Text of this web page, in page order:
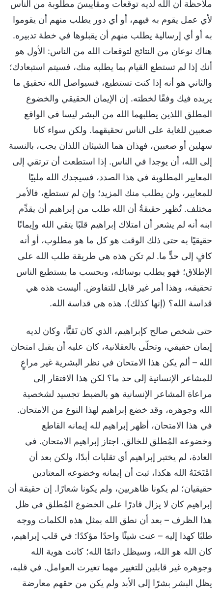
ملاحظة أن الله لديه توقعات ومقاييسَ مطلوبة من الناس
لأي عمل يقوم به فيهم، أو أي دور يطلب منهم أن يقوموا
به أو أي إرسالية يطلب منهم أن يقبلوها في خطة تدبيره.
هناك نوعان من النتائج لتوقعات الله من الناس: الأول هو
أنك إذا لم تستطع القيام بما يطلبه منك، فسيتم استبعادك؛
والثاني هو أنه إذا كنت تستطيع، فسيواصل الله تحقيق ما
يريده فيك وفقًا لخطته. إن الإيمان الحقيقي والخضوع
المطلق اللذين يطلبهما الله من البشر ليسا في الواقع
صعبين للغاية على الناس تحقيقهما. ولكن سواء كانا
سهلين أو صعبين، فهذان هما الشيئان اللذان يجب، بالنسبة
إلى الله، أن يوجدا في الناس. إذا استطعت أن ترتقي إلى
المعايير المطلوبة في هذا الصدد، فسيجدك الله ملبيًا
للمعايير، ولن يطلب منك المزيد؛ وإن لم تستطع، فالأمر
مختلف. تُظهر حقيقةُ أن الله طلب من إبراهيم أن يقدِّم
ابنه أنه لم يشعر أن امتلاك إبراهيم قلبًا يتقي الله وإيمانًا
حقيقيًا به حتى ذلك الوقت هو كل ما هو مطلوب، أو أنه
كافٍ إلى حدٍّ ما. لم تكن هذه هي طريقة طلب الله على
الإطلاق؛ فهو يطلب بوسائله، وبحسب ما يستطيع الناس
تحقيقه، وهذا أمر غير قابل للتفاوض. أليست هذه هي
قداسة الله؟ (إنها كذلك). هذه هي قداسة الله.
حتى شخص صالح كإبراهيم، الذي كان نَقيًّا، وكان لديه
إيمان حقيقي، وتحلّى بالعقلانية، كان عليه أن يقبل امتحان
الله – ألم يكن هذا الامتحان في نظر البشرية غير مراعٍ
للمشاعر الإنسانية إلى حد ما؟ لكن هذا الافتقار إلى
مراعاة المشاعر الإنسانية هو بالضبط تجسيد لشخصية
الله وجوهره، وقد خضع إبراهيم لهذا النوع من الامتحان.
في هذا الامتحان، أظهر إبراهيم لله إيمانه القاطع
وخضوعه المُطلق للخالق. اجتاز إبراهيم الامتحان. في
العادة، لم يختبر إبراهيم أي تقلبات أبدًا، ولكن بعد أن
امْتَحَنَهُ الله هكذا، ثبت أن إيمانه وخضوعه المعتادين
حقيقيان؛ لم يكونا ظاهريين، ولم يكونا شعارًا. إن حقيقة أن
إبراهيم كان لا يزال قادرًا على الخضوع المُطلق في ظل
هذا الظرف – بعد أن نطق الله بمثل هذه الكلمات ووجه
طلبًا كهذا إليه – عنت شيئًا واحدًا مؤكدًا: في قلب إبراهيم،
كان الله هو الله، وسيظل دائمًا الله؛ كانت هوية الله
وجوهره غير قابلين للتغيير مهما تغيرت العوامل. في قلبه،
يظل البشر بشرًا إلى الأبد ولم يكن من حقهم معارضة